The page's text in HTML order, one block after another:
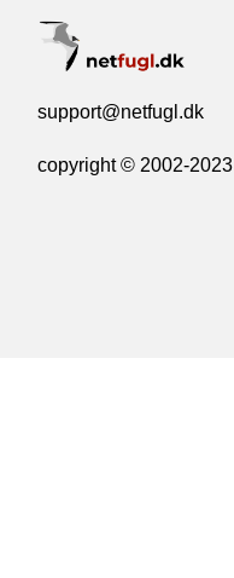
support@netfugl.dk
copyright © 2002-2023